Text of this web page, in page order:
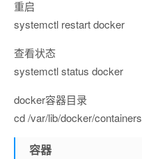
重启
systemctl restart docker
查看状态
systemctl status docker
docker容器目录
cd /var/lib/docker/containers
容器